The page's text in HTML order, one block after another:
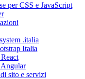
per CSS e JavaScript
.italia
Italia
sito e servizi